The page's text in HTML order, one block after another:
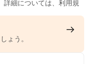
詳細については、利用規
ょう。